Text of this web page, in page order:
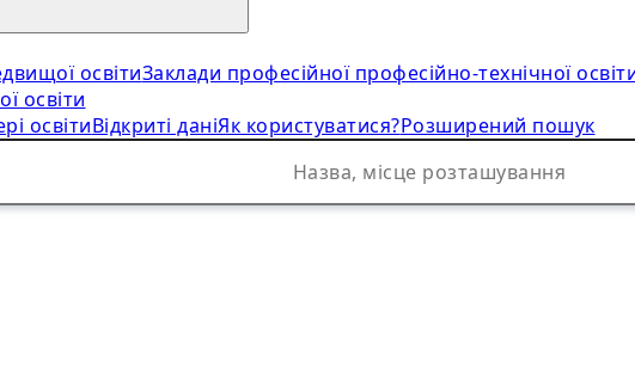
освітиЗаклади професійної професійно-технічної
освіти
освітиВідкриті даніЯк користуватися?Розширений пошук